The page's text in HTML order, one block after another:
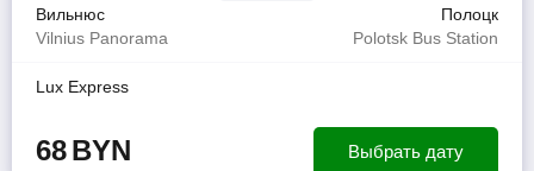
Вильнюс
Полоцк
Vilnius Panorama
Polotsk Bus Station
Lux Express
68BYN Выбрать дату